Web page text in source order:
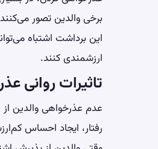
برخی والدین تصور
این برداشت اشتباه
ارزشمندی کنند.
تاثیرات روانی
عدم عذرخواهی والدین از
رفتار، ایجاد احساس